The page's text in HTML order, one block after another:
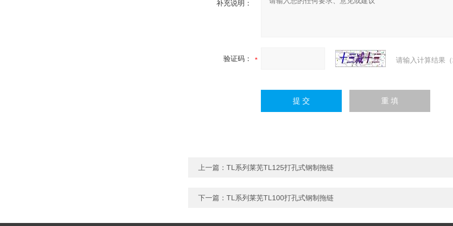
补充说明：
验证码： 请输入计算结果
上一篇： TL系列莱芜TL125打孔式钢制拖链
下一篇： TL系列莱芜TL100打孔式钢制拖链